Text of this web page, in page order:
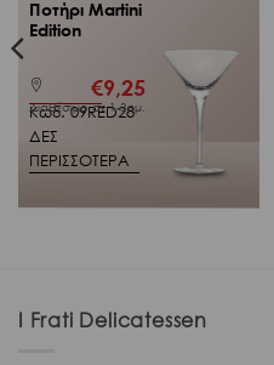
Κωδ. 09RED28
ΔΕΣ
ΠΕΡΙΣΣΟΤΕΡΑ
Ποτήρι Martini
Edition
€9,25
Διαθέσιμο σε 1-3ημ.
I Frati Delicatessen